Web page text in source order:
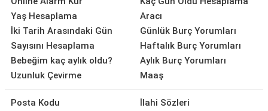
Yaş Hesaplama
İki Tarih Arasındaki Gün
Sayısını Hesaplama
Bebeğim kaç aylık oldu?
Uzunluk Çevirme
Aracı
Günlük Burç Yorumları
Haftalık Burç Yorumları
Aylık Burç Yorumları
Maaş
Posta Kodu
İlahi Sözleri